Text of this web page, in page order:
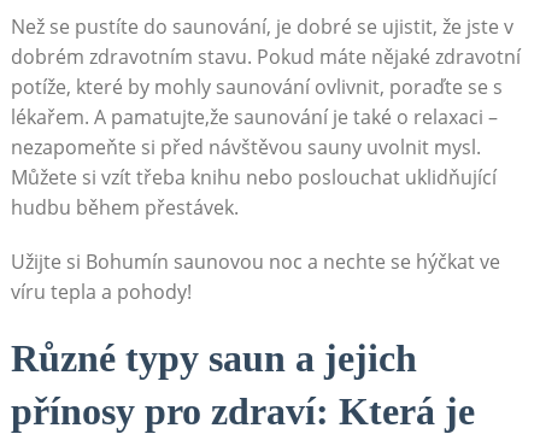
Než se pustíte do saunování, je dobré se ujistit, že jste v
dobrém zdravotním‌ stavu. Pokud máte nějaké zdravotní
potíže,‌ které by mohly⁢ saunování⁣ ovlivnit, ​poraďte‍ se‌ s
lékařem. ‌A pamatujte,že saunování ⁤je‌ také o⁤ relaxaci –
nezapomeňte si ⁣před‌ návštěvou sauny uvolnit ⁢mysl.
Můžete si vzít⁢ třeba knihu ‌nebo poslouchat uklidňující
hudbu během přestávek.
Užijte si‍ Bohumín saunovou noc ⁢a ⁤nechte ​se⁢ hýčkat ve
víru tepla a pohody!
Různé typy‌ saun a jejich
přínosy pro zdraví: ⁢Která je